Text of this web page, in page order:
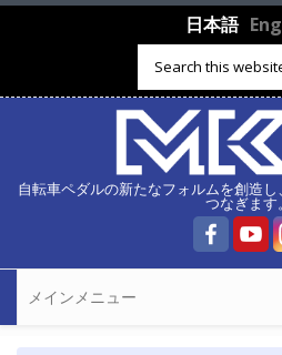
メインコンテンツに移動日本語
検索フォーム
自転車ペダルの新たなフォルムを創造
つなぎます。